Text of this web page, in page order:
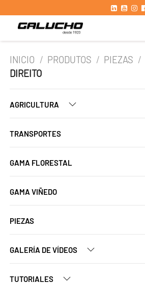
INICIO / PRODUTOS / PIEZAS /
DIREITO
AGRICULTURA
TRANSPORTES
GAMA FLORESTAL
GAMA VIÑEDO
PIEZAS
GALERÍA DE VÍDEOS
TUTORIALES